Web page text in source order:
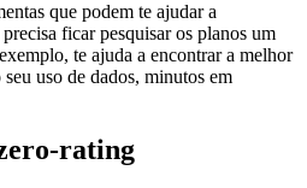
que podem te ajudar a
ficar pesquisar os planos um
te ajuda a encontrar a melhor
uso de dados, minutos em
rating